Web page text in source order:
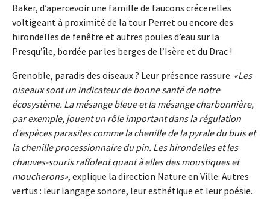
Baker, d’apercevoir une famille de faucons crécerelles
voltigeant à proximité de la tour Perret ou encore des
hirondelles de fenêtre et autres poules d’eau sur la
Presqu’île, bordée par les berges de l’Isère et du Drac !
Grenoble, paradis des oiseaux ? Leur présence rassure. Les
oiseaux sont un indicateur de bonne santé de notre
écosystème. La mésange bleue et la mésange charbonnière,
par exemple, jouent un rôle important dans la régulation
d’espèces parasites comme la chenille de la pyrale du buis et
la chenille processionnaire du pin. Les hirondelles et les
chauves-souris raffolent quant à elles des moustiques et
moucherons , explique la direction Nature en Ville. Autres
vertus : leur langage sonore, leur esthétique et leur poésie.